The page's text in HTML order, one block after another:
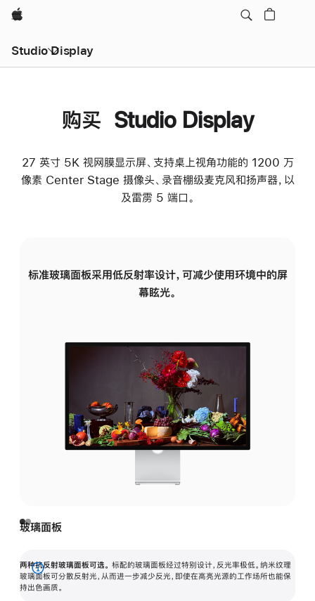
Apple
Studio Display
购买 Studio Display
27 英寸 5K 视网膜显示屏、支持桌上视角功能的 1200 万
像素 Center Stage 摄像头、录音棚级麦克风和扬声器，以
及雷雳 5 端口。
标准玻璃面板采用低反射率设计，可减少使用环境中的屏
幕眩光。
玻璃面板
两种抗反射玻璃面板可选。 标配的玻璃面板经过特别设计，反光率极低。纳米纹理
玻璃面板可分散反射光，从而进一步减少反光，即使在高亮光源的工作场所也能保
持出色画质。
展
开